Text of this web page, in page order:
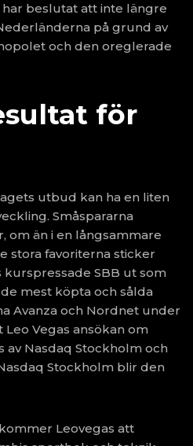
beslutat att inte längre
på grund av
och den oreglerade
för
utbud kan ha en liten
Småspararna
om än i en långsammare
stora favoriterna sticker
kurspressade SBB ut som
mest köpta och sålda
Avanza och Nordnet under
Vegas ansökan om
Nasdaq Stockholm och
Stockholm blir den
Leovegas att